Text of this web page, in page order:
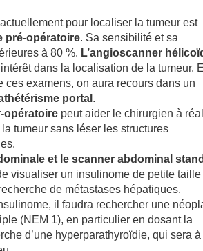
pour localiser la tumeur est
pré-opératoire. Sa sensibilité et sa
à 80 %. L’angioscanner
dans la localisation de la tumeur.
ces examens, on aura recours dans un
portal .
opératoire peut aider le chirurgien à
tumeur sans léser les structures
et le scanner abdominal
visualiser un insulinome de petite taille
de métastases hépatiques.
il faudra rechercher une
(NEM 1), en particulier en dosant la
d’une hyperparathyroïdie, qui sera à